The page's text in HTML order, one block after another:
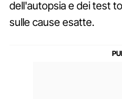
dell'autopsia e dei test
sulle cause esatte.